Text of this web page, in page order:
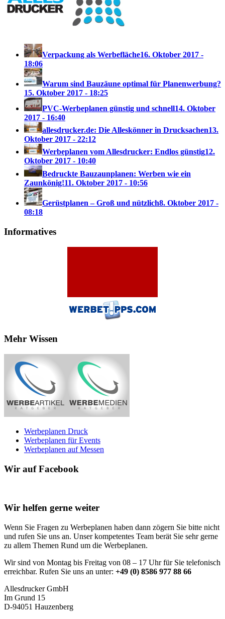
Verpackung als Werbefläche16. Oktober 2017 -
18:06
Warum sind Bauzäune optimal für Planenwerbung?
15. Oktober 2017 - 18:25
PVC-Werbeplanen günstig und schnell14. Oktober
2017 - 16:40
allesdrucker.de: Die Alleskönner in Drucksachen13.
Oktober 2017 - 22:12
Werbeplanen vom Allesdrucker: Endlos günstig12.
Oktober 2017 - 10:40
Bedruckte Bauzaunplanen: Werben wie ein
Zaunkönig!11. Oktober 2017 - 10:56
Gerüstplanen – Groß und nützlich8. Oktober 2017 -
08:18
Informatives
Mehr Wissen
Werbeplanen Druck
Werbeplanen für Events
Werbeplanen auf Messen
Wir auf Facebook
Wir helfen gerne weiter
Wenn Sie Fragen zu Werbeplanen haben dann zögern Sie bitte nicht
und rufen Sie uns an. Unser kompetentes Team berät Sie sehr gerne
zu allem Themen Rund um die Werbeplanen.
Wir sind von Montag bis Freitag von 08 – 17 Uhr für Sie telefonisch
erreichbar. Rufen Sie uns an unter: +49 (0) 8586 977 88 66
Allesdrucker GmbH
Im Grund 15
D-94051 Hauzenberg